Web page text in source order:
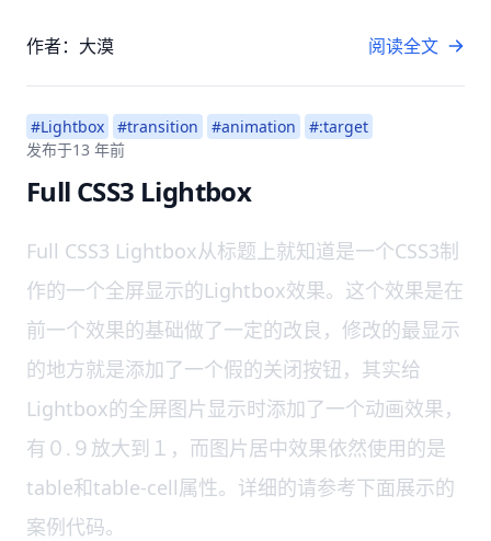
作者：大漠 阅读全文
#Lightbox #transition #animation
#:target
发布于13 年前
Full CSS3 Lightbox
Full CSS3 Lightbox从标题上就知道是一个CSS3制
作的一个全屏显示的Lightbox效果。这个效果是在
前一个效果的基础做了一定的改良，修改的最显示
的地方就是添加了一个假的关闭按钮，其实给
Lightbox的全屏图片显示时添加了一个动画效果，
有０.９放大到１，而图片居中效果依然使用的是
table和table-cell属性。详细的请参考下面展示的
案例代码。